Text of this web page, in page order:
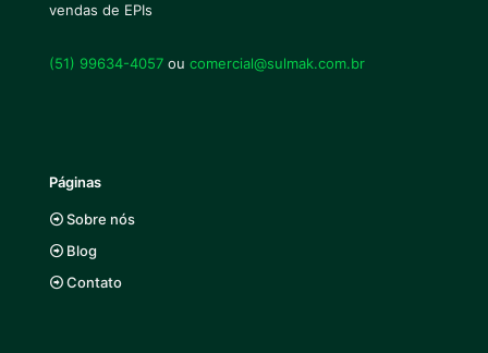
vendas de EPIs
(51) 99634-4057 ou comercial@sulmak.com.br
Páginas
Sobre nós
Blog
Contato